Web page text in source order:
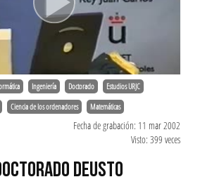
Ingeniería Doctorado Estudios URJC
Ciencia de los ordenadores Matemáticas
Fecha de grabación: 11 mar 2002
Visto: 399 veces
DEUSTO